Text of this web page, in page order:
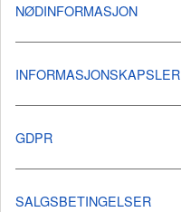
NØDINFORMASJON
INFORMASJONSKAPSLER
GDPR
SALGSBETINGELSER